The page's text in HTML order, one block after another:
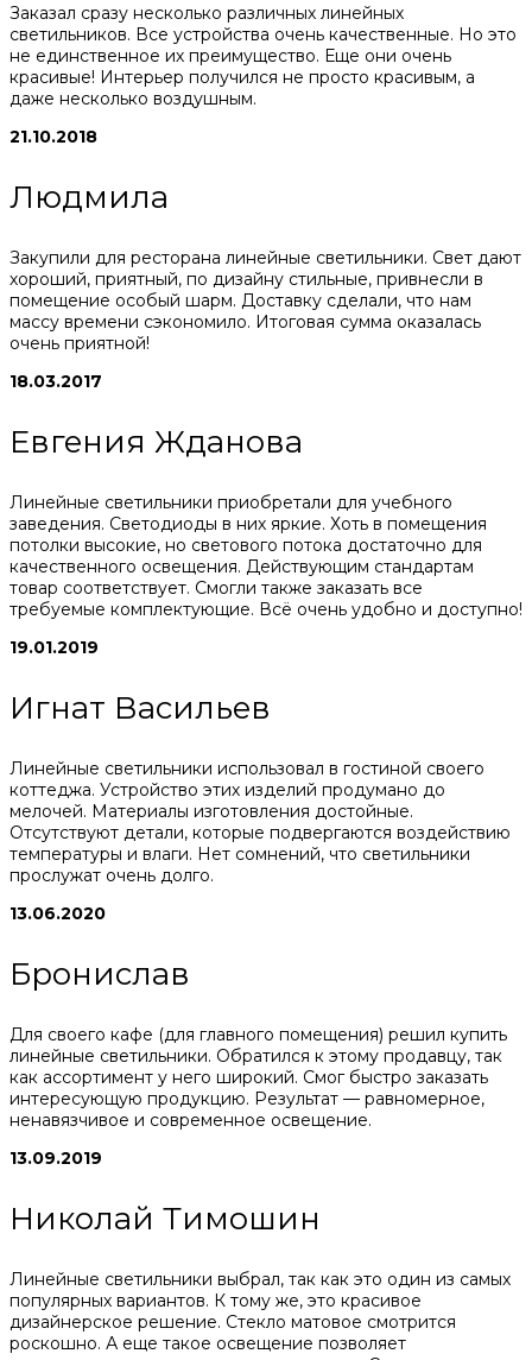
Заказал сразу несколько различных линейных
светильников. Все устройства очень качественные. Но это
не единственное их преимущество. Еще они очень
красивые! Интерьер получился не просто красивым, а
даже несколько воздушным.
21.10.2018
Людмила
Закупили для ресторана линейные светильники. Свет дают
хороший, приятный, по дизайну стильные, привнесли в
помещение особый шарм. Доставку сделали, что нам
массу времени сэкономило. Итоговая сумма оказалась
очень приятной!
18.03.2017
Евгения Жданова
Линейные светильники приобретали для учебного
заведения. Светодиоды в них яркие. Хоть в помещения
потолки высокие, но светового потока достаточно для
качественного освещения. Действующим стандартам
товар соответствует. Смогли также заказать все
требуемые комплектующие. Всё очень удобно и доступно!
19.01.2019
Игнат Васильев
Линейные светильники использовал в гостиной своего
коттеджа. Устройство этих изделий продумано до
мелочей. Материалы изготовления достойные.
Отсутствуют детали, которые подвергаются воздействию
температуры и влаги. Нет сомнений, что светильники
прослужат очень долго.
13.06.2020
Бронислав
Для своего кафе (для главного помещения) решил купить
линейные светильники. Обратился к этому продавцу, так
как ассортимент у него широкий. Смог быстро заказать
интересующую продукцию. Результат — равномерное,
ненавязчивое и современное освещение.
13.09.2019
Николай Тимошин
Линейные светильники выбрал, так как это один из самых
популярных вариантов. К тому же, это красивое
дизайнерское решение. Стекло матовое смотрится
роскошно. А еще такое освещение позволяет